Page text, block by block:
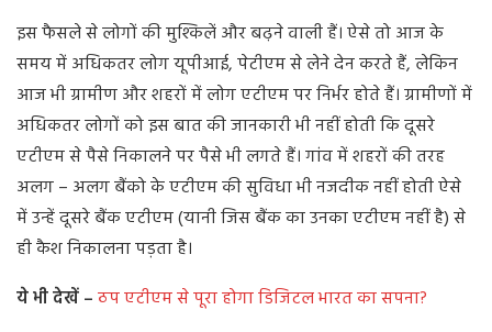
इस फैसले से लोगों की मुश्किलें और बढ़ने वाली हैं। ऐसे तो आज के
समय में अधिकतर लोग यूपीआई, पेटीएम से लेने देन करते हैं, लेकिन
आज भी ग्रामीण और शहरों में लोग एटीएम पर निर्भर होते हैं। ग्रामीणों में
अधिकतर लोगों को इस बात की जानकारी भी नहीं होती कि दूसरे
एटीएम से पैसे निकालने पर पैसे भी लगते हैं। गांव में शहरों की तरह
अलग – अलग बैंको के एटीएम की सुविधा भी नजदीक नहीं होती ऐसे
में उन्हें दूसरे बैंक एटीएम (यानी जिस बैंक का उनका एटीएम नहीं है) से
ही कैश निकालना पड़ता है।
ये भी देखें –ठप एटीएम से पूरा होगा डिजिटल भारत का सपना?